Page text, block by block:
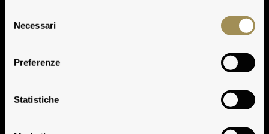
delNecessari
Preferenze
Statistiche